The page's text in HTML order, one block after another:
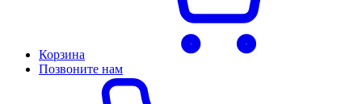
Корзина
Позвоните нам